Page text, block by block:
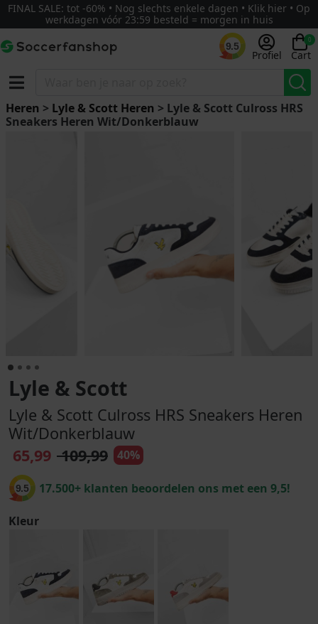
FINAL SALE: tot -60% • Nog slechts enkele dagen • Klik hier • Op
werkdagen vóór 23:59 besteld = morgen in huis
9.5
Profiel
0
Cart
Heren > Lyle & Scott Heren > Lyle & Scott Culross HRS
Sneakers Heren Wit/Donkerblauw
Lyle & Scott
Lyle & Scott Culross HRS Sneakers Heren
Wit/Donkerblauw
65,99 109,99 40%
9.5 17.500+ klanten beoordelen ons met een 9,5!
Kleur